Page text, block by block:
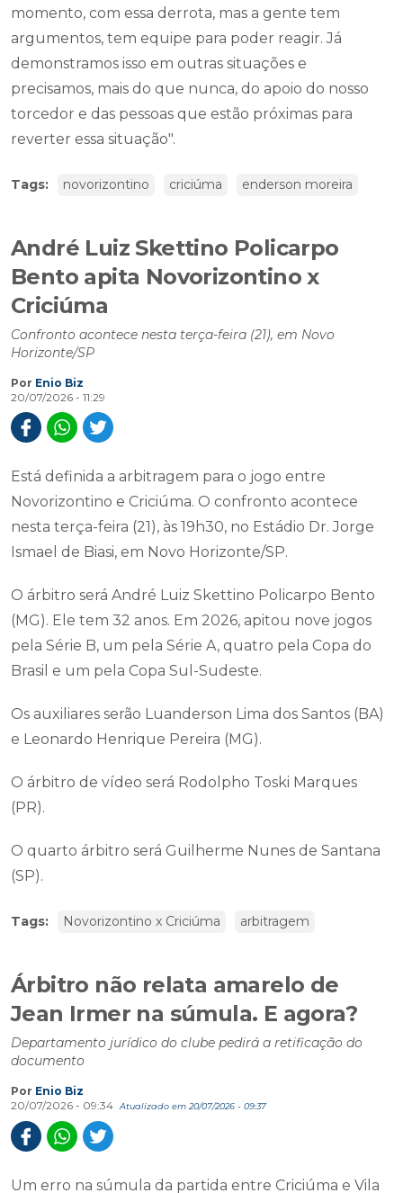
momento, com essa derrota, mas a gente tem
argumentos, tem equipe para poder reagir. Já
demonstramos isso em outras situações e
precisamos, mais do que nunca, do apoio do nosso
torcedor e das pessoas que estão próximas para
reverter essa situação".
Tags: novorizontino criciúma enderson moreira
André Luiz Skettino Policarpo
Bento apita Novorizontino x
Criciúma
Confronto acontece nesta terça-feira (21), em Novo
Horizonte/SP
Por Enio Biz
20/07/2026 - 11:29
Está definida a arbitragem para o jogo entre
Novorizontino e Criciúma. O confronto acontece
nesta terça-feira (21), às 19h30, no Estádio Dr. Jorge
Ismael de Biasi, em Novo Horizonte/SP.
O árbitro será André Luiz Skettino Policarpo Bento
(MG). Ele tem 32 anos. Em 2026, apitou nove jogos
pela Série B, um pela Série A, quatro pela Copa do
Brasil e um pela Copa Sul-Sudeste.
Os auxiliares serão Luanderson Lima dos Santos (BA)
e Leonardo Henrique Pereira (MG).
O árbitro de vídeo será Rodolpho Toski Marques
(PR).
O quarto árbitro será Guilherme Nunes de Santana
(SP).
Tags: Novorizontino x Criciúma arbitragem
Árbitro não relata amarelo de
Jean Irmer na súmula. E agora?
Departamento jurídico do clube pedirá a retificação do
documento
Por Enio Biz
20/07/2026 - 09:34
Atualizado em 20/07/2026 - 09:37
Um erro na súmula da partida entre Criciúma e Vila